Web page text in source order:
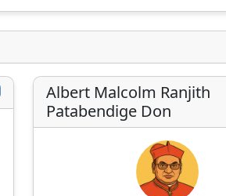
Albert Malcolm Ranjith
Patabendige Don